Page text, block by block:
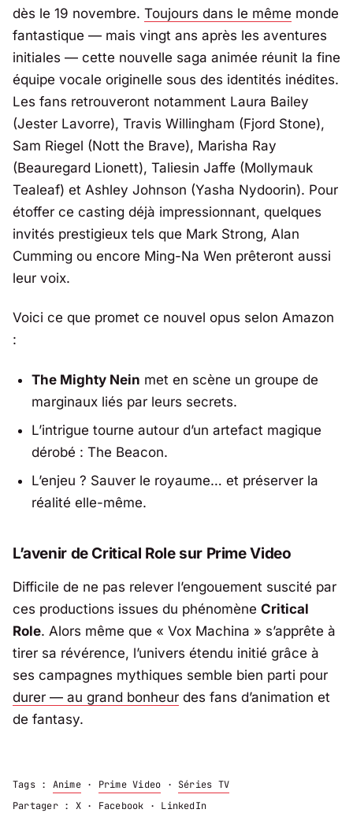
dès le 19 novembre. Toujours dans le même monde
fantastique — mais vingt ans après les aventures
initiales — cette nouvelle saga animée réunit la fine
équipe vocale originelle sous des identités inédites.
Les fans retrouveront notamment Laura Bailey
(Jester Lavorre), Travis Willingham (Fjord Stone),
Sam Riegel (Nott the Brave), Marisha Ray
(Beauregard Lionett), Taliesin Jaffe (Mollymauk
Tealeaf) et Ashley Johnson (Yasha Nydoorin). Pour
étoffer ce casting déjà impressionnant, quelques
invités prestigieux tels que Mark Strong, Alan
Cumming ou encore Ming-Na Wen prêteront aussi
leur voix.
Voici ce que promet ce nouvel opus selon Amazon
:
The Mighty Nein met en scène un groupe de
marginaux liés par leurs secrets.
L’intrigue tourne autour d’un artefact magique
dérobé : The Beacon.
L’enjeu ? Sauver le royaume… et préserver la
réalité elle-même.
L’avenir de Critical Role sur Prime Video
Difficile de ne pas relever l’engouement suscité par
ces productions issues du phénomène Critical
Role. Alors même que « Vox Machina » s’apprête à
tirer sa révérence, l’univers étendu initié grâce à
ses campagnes mythiques semble bien parti pour
durer — au grand bonheur des fans d’animation et
de fantasy.
Tags : Anime· Prime Video · Séries TV
Partager : X· Facebook · LinkedIn